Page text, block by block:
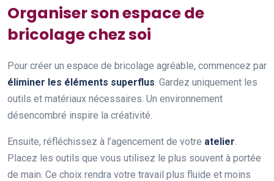
Organiser son espace de
bricolage chez soi
Pour créer un espace de bricolage agréable, commencez par
éliminer les éléments superflus. Gardez uniquement les
outils et matériaux nécessaires. Un environnement
désencombré inspire la créativité.
Ensuite, réfléchissez à l’agencement de votre atelier.
Placez les outils que vous utilisez le plus souvent à portée
de main. Ce choix rendra votre travail plus fluide et moins